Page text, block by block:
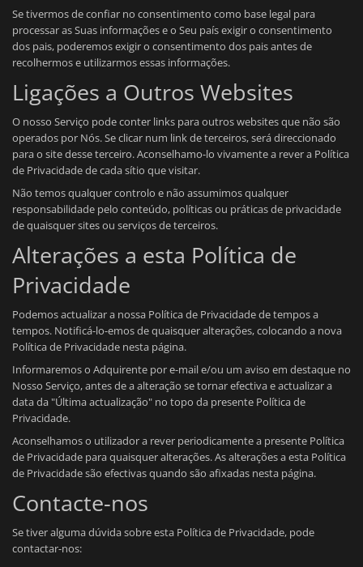
Se tivermos de confiar no consentimento como base legal para
processar as Suas informações e o Seu país exigir o consentimento
dos pais, poderemos exigir o consentimento dos pais antes de
recolhermos e utilizarmos essas informações.
Ligações a Outros Websites
O nosso Serviço pode conter links para outros websites que não são
operados por Nós. Se clicar num link de terceiros, será direccionado
para o site desse terceiro. Aconselhamo-lo vivamente a rever a Política
de Privacidade de cada sítio que visitar.
Não temos qualquer controlo e não assumimos qualquer
responsabilidade pelo conteúdo, políticas ou práticas de privacidade
de quaisquer sites ou serviços de terceiros.
Alterações a esta Política de
Privacidade
Podemos actualizar a nossa Política de Privacidade de tempos a
tempos. Notificá-lo-emos de quaisquer alterações, colocando a nova
Política de Privacidade nesta página.
Informaremos o Adquirente por e-mail e/ou um aviso em destaque no
Nosso Serviço, antes de a alteração se tornar efectiva e actualizar a
data da "Última actualização" no topo da presente Política de
Privacidade.
Aconselhamos o utilizador a rever periodicamente a presente Política
de Privacidade para quaisquer alterações. As alterações a esta Política
de Privacidade são efectivas quando são afixadas nesta página.
Contacte-nos
Se tiver alguma dúvida sobre esta Política de Privacidade, pode
contactar-nos: